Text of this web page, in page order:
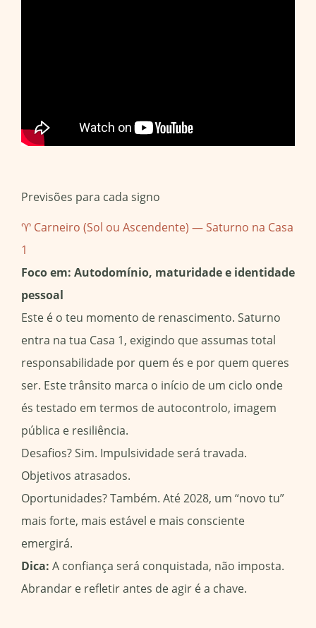
Previsões para cada signo
♈ Carneiro (Sol ou Ascendente) — Saturno na Casa
1
Foco em: Autodomínio, maturidade e identidade
pessoal
Este é o teu momento de renascimento. Saturno
entra na tua Casa 1, exigindo que assumas total
responsabilidade por quem és e por quem queres
ser. Este trânsito marca o início de um ciclo onde
és testado em termos de autocontrolo, imagem
pública e resiliência.
Desafios? Sim. Impulsividade será travada.
Objetivos atrasados.
Oportunidades? Também. Até 2028, um “novo tu”
mais forte, mais estável e mais consciente
emergirá.
Dica: A confiança será conquistada, não imposta.
Abrandar e refletir antes de agir é a chave.